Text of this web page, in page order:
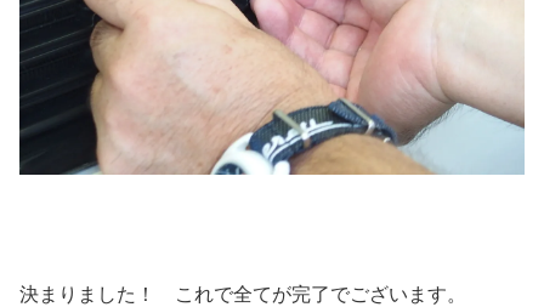
決まりました！ これで全てが完了でございます。